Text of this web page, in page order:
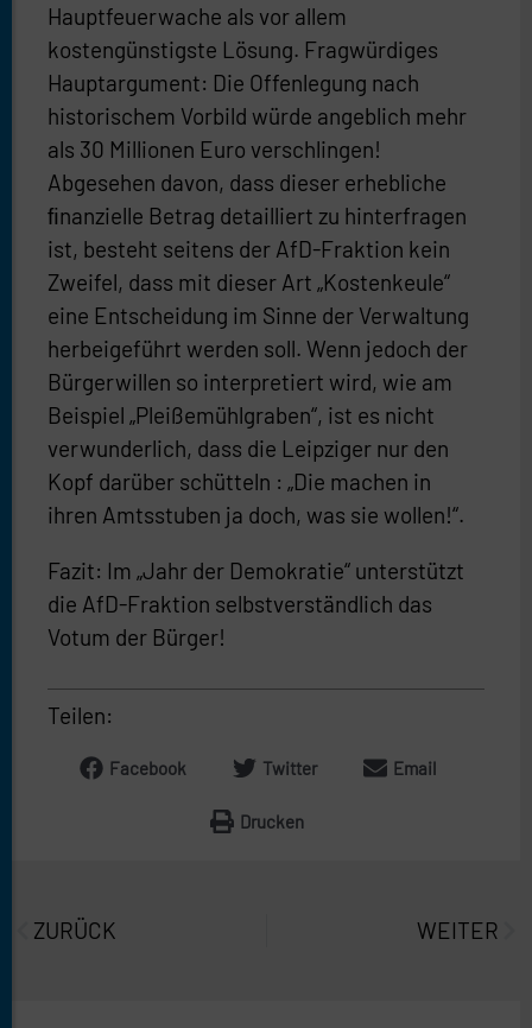
Hauptfeuerwache als vor allem
kostengünstigste Lösung. Fragwürdiges
Hauptargument: Die Offenlegung nach
historischem Vorbild würde angeblich mehr
als 30 Millionen Euro verschlingen!
Abgesehen davon, dass dieser erhebliche
ﬁnanzielle Betrag detailliert zu hinterfragen
ist, besteht seitens der AfD-Fraktion kein
Zweifel, dass mit dieser Art „Kostenkeule“
eine Entscheidung im Sinne der Verwaltung
herbeigeführt werden soll. Wenn jedoch der
Bürgerwillen so interpretiert wird, wie am
Beispiel „Pleißemühlgraben“, ist es nicht
verwunderlich, dass die Leipziger nur den
Kopf darüber schütteln : „Die machen in
ihren Amtsstuben ja doch, was sie wollen!“.
Fazit: Im „Jahr der Demokratie“ unterstützt
die AfD-Fraktion selbstverständlich das
Votum der Bürger!
Teilen:
Facebook Twitter Email
Drucken
ZURÜCK WEITER